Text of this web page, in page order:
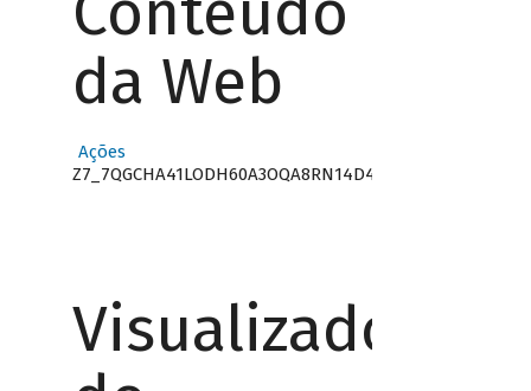
da Web
Ações
Z7_7QGCHA41LODH60A3OQA8RN14D4
Visualizador